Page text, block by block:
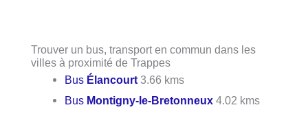
Trouver un bus, transport en commun dans les
villes à proximité de Trappes
Bus Élancourt 3.66 kms
Bus Montigny-le-Bretonneux 4.02 kms